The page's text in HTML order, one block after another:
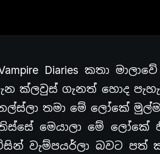
Diaries කතා
ක්ලවුස් ගැනත් හොද
තමා මේ ලෝකේ
මෙයාලා මේ ලෝකේ
වැම්පයර්ලා බවට පත්